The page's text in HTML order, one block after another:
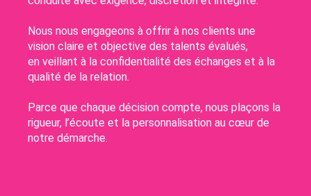
Nous nous engageons à offrir à nos clients une
vision claire et objective des talents évalués,
en veillant à la confidentialité des échanges et à la
qualité de la relation.
Parce que chaque décision compte, nous plaçons la
rigueur, l’écoute et la personnalisation au cœur de
notre démarche.